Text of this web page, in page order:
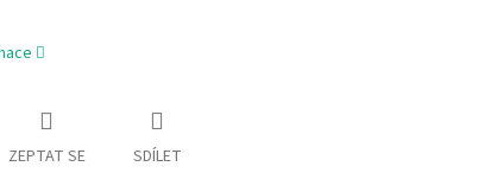
ZEPTAT SE SDÍLET